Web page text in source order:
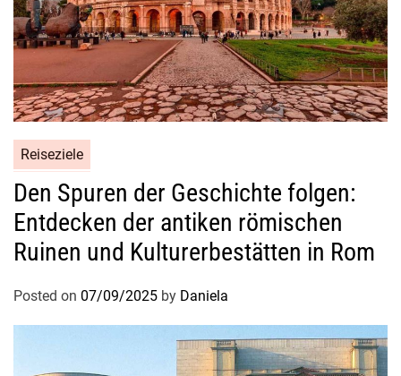
Reiseziele
Den Spuren der Geschichte folgen:
Entdecken der antiken römischen
Ruinen und Kulturerbestätten in Rom
Posted on 07/09/2025 by Daniela